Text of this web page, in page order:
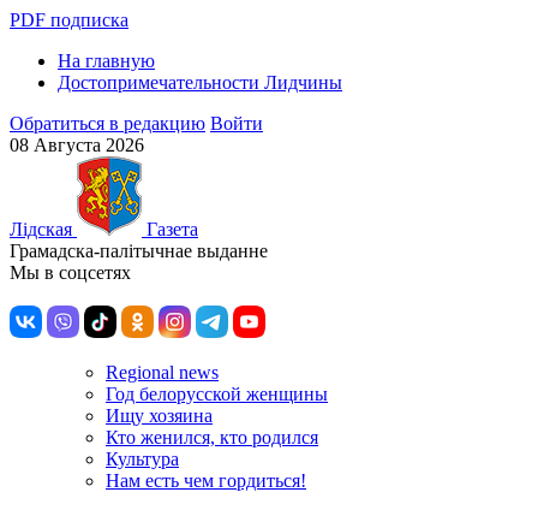
PDF подписка
На главную
Достопримечательности Лидчины
Обратиться в редакцию Войти
08 Августа 2026
Лiдская
Газета
Грамадска-палiтычнае выданне
Мы в соцсетях
Regional news
Год белорусской женщины
Ищу хозяина
Кто женился, кто родился
Культура
Нам есть чем гордиться!